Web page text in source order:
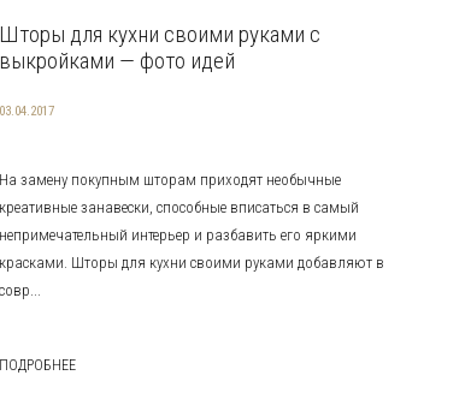
Шторы для кухни своими руками с
выкройками — фото идей
03.04.2017
На замену покупным шторам приходят необычные
креативные занавески, способные вписаться в самый
непримечательный интерьер и разбавить его яркими
красками. Шторы для кухни своими руками добавляют в
совр...
ПОДРОБНЕЕ